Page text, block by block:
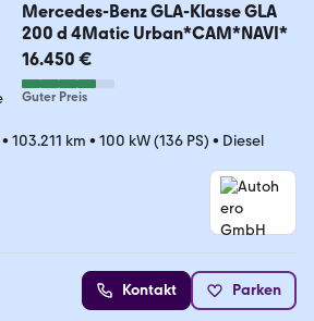
Mercedes-Benz GLA-Klasse GLA
200 d 4Matic Urban*CAM*NAVI*
16.450 €
Guter Preis
• 103.211 km • 100 kW (136 PS) • Diesel
Kontakt Parken